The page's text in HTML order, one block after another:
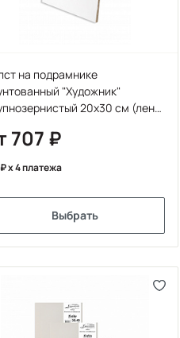
на подрамнике
"Художник"
20x30 см (лен/
707
x 4 платежа
Выбрать